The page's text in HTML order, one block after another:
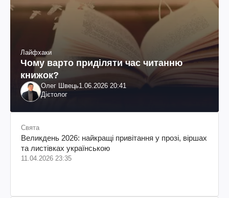
Лайфхаки
Чому варто приділяти час читанню
книжок?
Олег Швець1.06.2026 20:41
Дієтолог
Свята
Великдень 2026: найкращі привітання у прозі, віршах
та листівках українською
11.04.2026 23:35